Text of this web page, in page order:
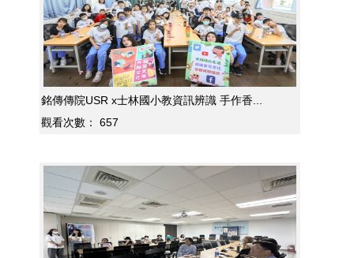
銘傳傳院USR x士林國小教資訊辨識 手作香...
觀看次數：
657